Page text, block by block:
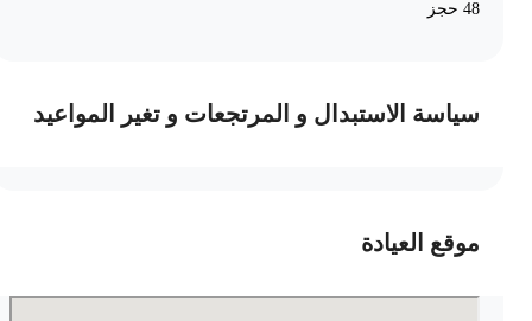
سياسة الاستبدال و المرتجعات و تغير المواعيد
موقع العيادة